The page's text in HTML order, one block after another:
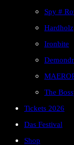
Spy #
Hardholz
Ironbite
The
Tickets 2026
Das Festival
Shop